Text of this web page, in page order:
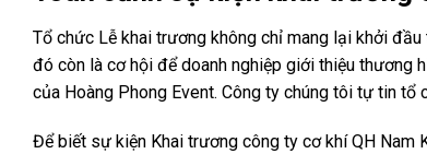
Tổ chức Lễ khai trương không chỉ mang lại khởi
đó còn là cơ hội để doanh nghiệp giới thiệu thương
của Hoàng Phong Event. Công ty chúng tôi tự tin tổ
Để biết sự kiện Khai trương công ty cơ khí QH Nam